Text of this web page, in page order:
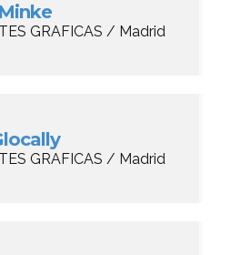
Minke
GRAFICAS / Madrid
GRAFICAS / Madrid